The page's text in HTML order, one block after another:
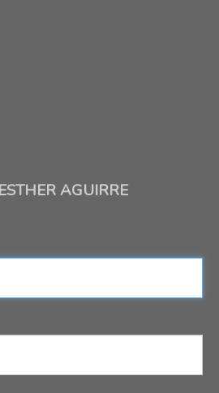
AGUIRRE